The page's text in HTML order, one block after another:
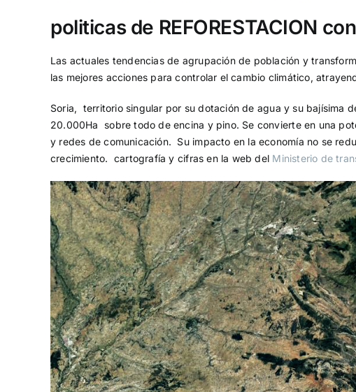
politicas de REFORESTACION
Las actuales tendencias de agrupación de población y
las mejores acciones para controlar el cambio climático,
Soria, territorio singular por su dotación de agua y su bajísima
20.000Ha sobre todo de encina y pino. Se convierte en una
y redes de comunicación. Su impacto en la economía no se
crecimiento. cartografía y cifras en la web del Ministerio de